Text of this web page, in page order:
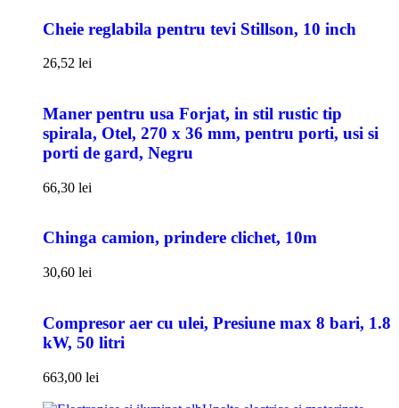
Cheie reglabila pentru tevi Stillson, 10 inch
26,52 lei
Maner pentru usa Forjat, in stil rustic tip
spirala, Otel, 270 x 36 mm, pentru porti, usi si
porti de gard, Negru
66,30 lei
Chinga camion, prindere clichet, 10m
30,60 lei
Compresor aer cu ulei, Presiune max 8 bari, 1.8
kW, 50 litri
663,00 lei